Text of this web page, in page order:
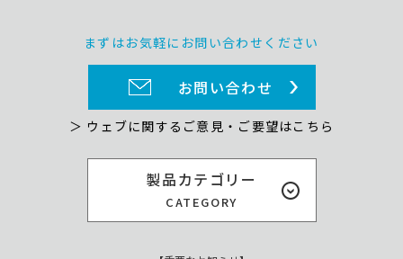
製品カテゴリー
CATEGORY
まずはお気軽にお問い合わせください
お問い合わせ
＞ ウェブに関するご意見・ご要望はこちら